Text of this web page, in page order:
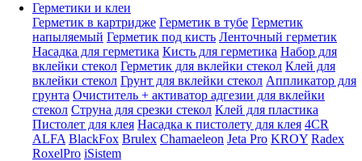
Герметики и клеи
Герметик в картридже Герметик в тубе Герметик
напыляемый Герметик под кисть Ленточный герметик
Насадка для герметика Кисть для герметика Набор для
вклейки стекол Герметик для вклейки стекол Клей для
вклейки стекол Грунт для вклейки стекол Аппликатор для
грунта Очиститель + активатор адгезии для вклейки
стекол Струна для срезки стекол Клей для пластика
Пистолет для клея Насадка к пистолету для клея 4CR
ALFA BlackFox Brulex Chamaeleon Jeta Pro KROY Radex
RoxelPro iSistem